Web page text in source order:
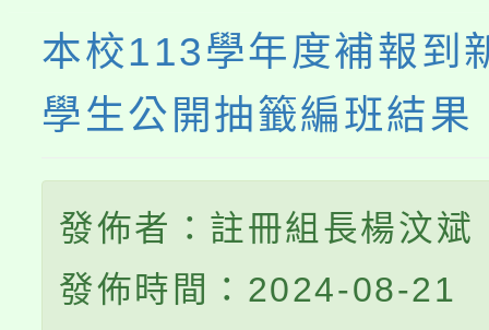
本校113學年度補報到
學生公開抽籤編班結果
發佈者：註冊組長楊汶斌
發佈時間：2024-08-21